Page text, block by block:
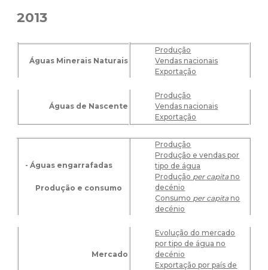
2013
Águas Minerais Naturais
Produção
Vendas nacionais
Exportação
Águas de Nascente
Produção
Vendas nacionais
Exportação
- Águas engarrafadas
Produção e consumo
Produção
Produção e vendas por
tipo de água
Produção per capita no
decénio
Consumo per capita no
decénio
Mercado
Evolução do mercado
por tipo de água no
decénio
Exportação por país de